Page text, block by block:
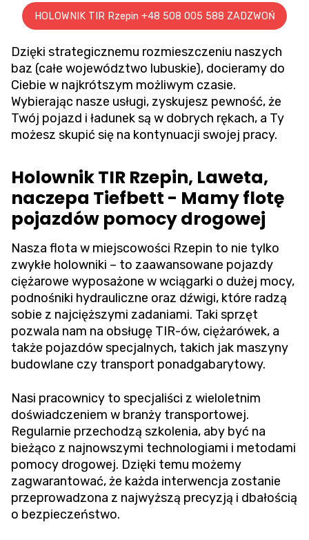
HOLOWNIK TIR Rzepin +48 508 005 588 ZADZWOŃ
Dzięki strategicznemu rozmieszczeniu naszych
baz (całe województwo lubuskie), docieramy do
Ciebie w najkrótszym możliwym czasie.
Wybierając nasze usługi, zyskujesz pewność, że
Twój pojazd i ładunek są w dobrych rękach, a Ty
możesz skupić się na kontynuacji swojej pracy.
Holownik TIR Rzepin, Laweta,
naczepa Tiefbett - Mamy flotę
pojazdów pomocy drogowej
Nasza flota w miejscowości Rzepin to nie tylko
zwykłe holowniki – to zaawansowane pojazdy
ciężarowe wyposażone w wciągarki o dużej mocy,
podnośniki hydrauliczne oraz dźwigi, które radzą
sobie z najcięższymi zadaniami. Taki sprzęt
pozwala nam na obsługę TIR-ów, ciężarówek, a
także pojazdów specjalnych, takich jak maszyny
budowlane czy transport ponadgabarytowy.
Nasi pracownicy to specjaliści z wieloletnim
doświadczeniem w branży transportowej.
Regularnie przechodzą szkolenia, aby być na
bieżąco z najnowszymi technologiami i metodami
pomocy drogowej. Dzięki temu możemy
zagwarantować, że każda interwencja zostanie
przeprowadzona z najwyższą precyzją i dbałością
o bezpieczeństwo.